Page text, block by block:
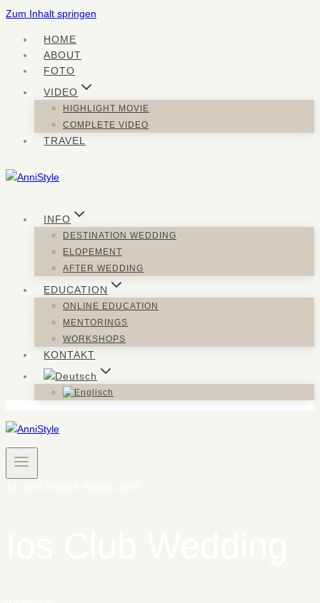
Zum Inhalt springen
HOME
ABOUT
FOTO
VIDEO
HIGHLIGHT MOVIE
COMPLETE VIDEO
TRAVEL
INFO
DESTINATION WEDDING
ELOPEMENT
AFTER WEDDING
EDUCATION
ONLINE EDUCATION
MENTORINGS
WORKSHOPS
KONTAKT